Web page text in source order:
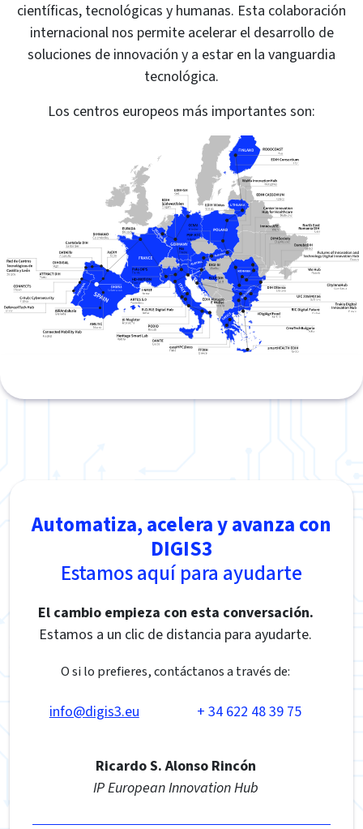
científicas, tecnológicas y humanas. Esta colaboración
internacional nos permite acelerar el desarrollo de
soluciones de innovación y a estar en la vanguardia
tecnológica.
Los centros europeos más importantes son:
Automatiza, acelera y avanza con
DIGIS3
Estamos aquí para ayudarte
El cambio empieza con esta conversación.
Estamos a un clic de distancia para ayudarte.
O si lo prefieres, contáctanos a través de:
info@digis3.eu + 34 622 48 39 75
Ricardo S. Alonso Rincón
IP European Innovation Hub